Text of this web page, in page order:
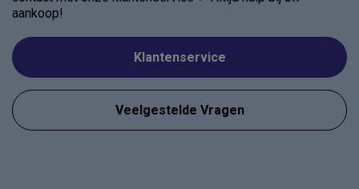
aankoop!
Klantenservice
Veelgestelde Vragen